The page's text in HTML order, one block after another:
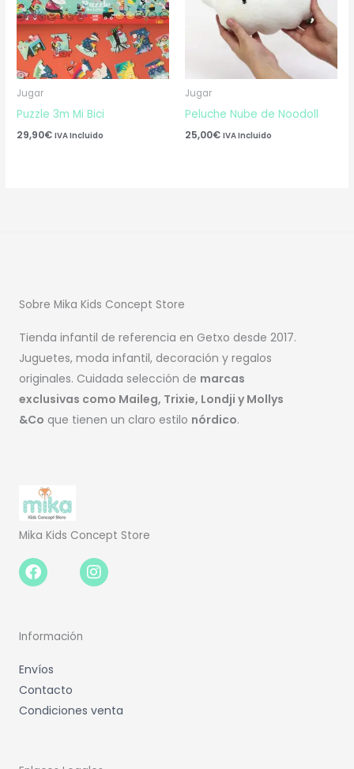
Jugar
Puzzle 3m Mi Bici
29,90€ IVA Incluido
Jugar
Peluche Nube de Noodoll
25,00€ IVA Incluido
Sobre Mika Kids Concept Store
Tienda infantil de referencia en Getxo desde 2017.
Juguetes, moda infantil, decoración y regalos
originales. Cuidada selección de marcas
exclusivas como Maileg, Trixie, Londji y Mollys
&Co que tienen un claro estilo nórdico.
Mika Kids Concept Store
Facebook-
f
Instagram
Información
Envíos
Contacto
Condiciones venta